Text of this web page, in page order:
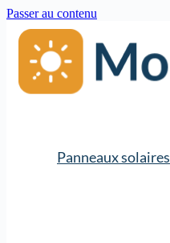
Passer au contenu
Panneaux solaires